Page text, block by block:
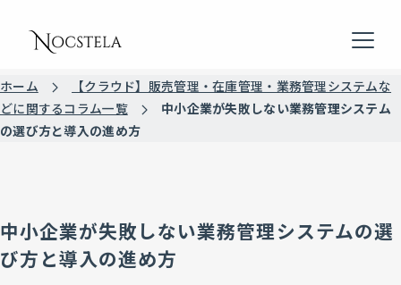
Menu
ホーム
【クラウド】販売管理・在庫管理・業務管理システムな
どに関するコラム一覧
中小企業が失敗しない業務管理システム
の選び方と導入の進め方
中小企業が失敗しない業務管理システムの選
び方と導入の進め方